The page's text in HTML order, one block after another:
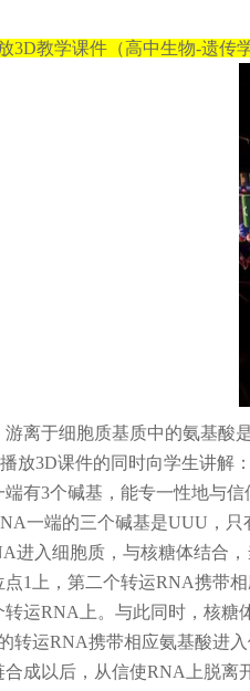
3D教学课件（高中生物-遗传
游离于细胞质基质中的氨基酸
放3D课件的同时向学生讲解
端有3个碱基，能专一性地与
一端的三个碱基是UUU，只
进入细胞质，与核糖体结合
点1上，第二个转运RNA携带
转运RNA上。与此同时，核糖
转运RNA携带相应氨基酸进
以后，从信使RNA上脱离开